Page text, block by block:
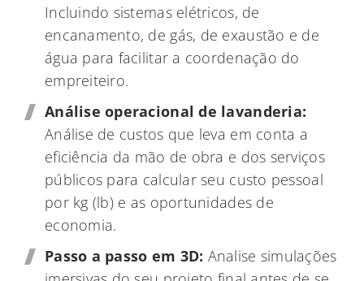
Incluindo sistemas elétricos, de
encanamento, de gás, de exaustão e de
água para facilitar a coordenação do
empreiteiro.
Análise operacional de lavanderia:
Análise de custos que leva em conta a
eficiência da mão de obra e dos serviços
públicos para calcular seu custo pessoal
por kg (lb) e as oportunidades de
economia.
Passo a passo em 3D: Analise simulações